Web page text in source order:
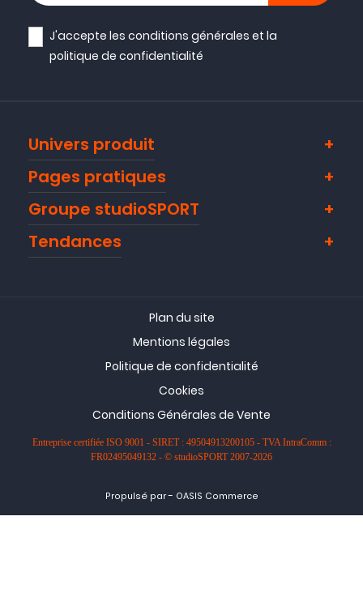
J'accepte lesconditions générales et la
politique de confidentialité
Univers produit
Pages pratiques
Groupe studioSPORT
Tendances
Plan du site
Mentions légales
Politique de confidentialité
Cookies
Conditions Générales de Vente
Entreprise certifiée ISO 9001 - SIRET : 49504913200105 - TVA IntraComm :
FR02495049132 - © studioSPORT 2007-2026
Propulsé par- OASIS Commerce